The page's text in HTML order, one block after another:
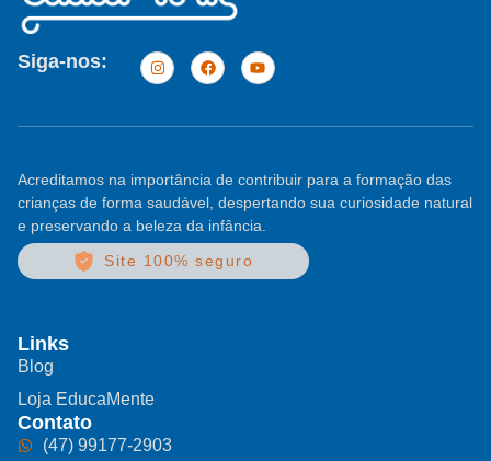
Siga-nos:
Acreditamos na importância de contribuir para a formação das
crianças de forma saudável, despertando sua curiosidade natural
e preservando a beleza da infância.
Site 100% seguro
Links
Blog
Loja EducaMente
Contato
(47) 99177-2903